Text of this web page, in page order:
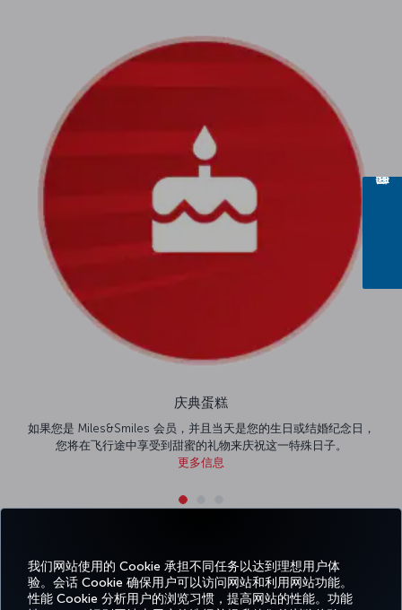
我们网站使用的 Cookie 承担不同任务以达到理想用户体
验。会话 Cookie 确保用户可以访问网站和利用网站功能。
性能 Cookie 分析用户的浏览习惯，提高网站的性能。功能
庆典蛋糕
如果您是 Miles&Smiles 会员，并且当天是您的生日或结婚纪念日，
您将在飞行途中享受到甜蜜的礼物来庆祝这一特殊日子。
更多信息
Facebook
TwitterInstagram
YouTube
领英抖音博客Pinterest